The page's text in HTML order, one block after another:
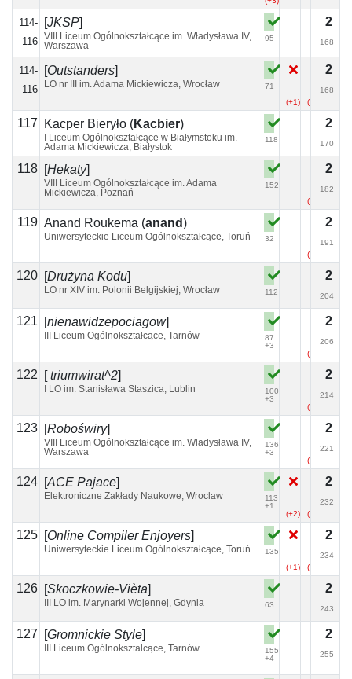
114-
116
[JKSP]
VIII Liceum Ogólnokształcące im. Władysława IV,
Warszawa
95
2
168
114-
116
[Outstanders]
LO nr III im. Adama Mickiewicza, Wrocław
71
(+1)
(+3)
2
168
117 Kacper Bieryło (Kacbier)
I Liceum Ogólnokształcące w Białymstoku im.
Adama Mickiewicza, Białystok
118
2
170
118 [Hekaty]
VIII Liceum Ogólnokształcące im. Adama
Mickiewicza, Poznań
152
(+3)
2
182
119 Anand Roukema (anand)
Uniwersyteckie Liceum Ogólnokształcące, Toruń
32
(+1)
2
191
120 [Drużyna Kodu]
LO nr XIV im. Polonii Belgijskiej, Wrocław 112
2
204
121 [nienawidzepociagow]
III Liceum Ogólnokształcące, Tarnów
87
+3
(+6)
2
206
122 [triumwirat^2]
I LO im. Stanisława Staszica, Lublin
100
+3
(+9)
2
214
123 [Roboświry]
VIII Liceum Ogólnokształcące im. Władysława IV,
Warszawa
136
+3
(+3)
2
221
124 [ACE Pajace]
Elektroniczne Zakłady Naukowe, Wroclaw
113
+1
(+2)
(+5)
2
232
125 [Online Compiler Enjoyers]
Uniwersyteckie Liceum Ogólnokształcące, Toruń
135
(+1)
(+6)
2
234
126 [Skoczkowie-Vièta]
III LO im. Marynarki Wojennej, Gdynia 63
2
243
127 [Gromnickie Style]
III Liceum Ogólnokształcące, Tarnów
155
+4
2
255